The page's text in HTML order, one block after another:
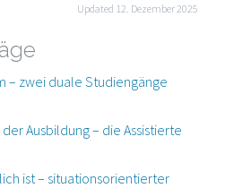
Updated 12. Dezember 2025
– zwei duale Studiengänge
Ausbildung – die Assistierte
ist – situationsorientierter